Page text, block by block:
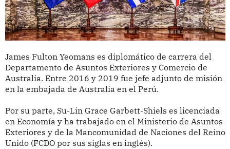
James Fulton Yeomans es diplomático de carrera del
Departamento de Asuntos Exteriores y Comercio de
Australia. Entre 2016 y 2019 fue jefe adjunto de misión
en la embajada de Australia en el Perú.
Por su parte, Su-Lin Grace Garbett-Shiels es licenciada
en Economía y ha trabajado en el Ministerio de Asuntos
Exteriores y de la Mancomunidad de Naciones del Reino
Unido (FCDO por sus siglas en inglés).